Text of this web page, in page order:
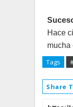
Hace
mucha
Tags
Share